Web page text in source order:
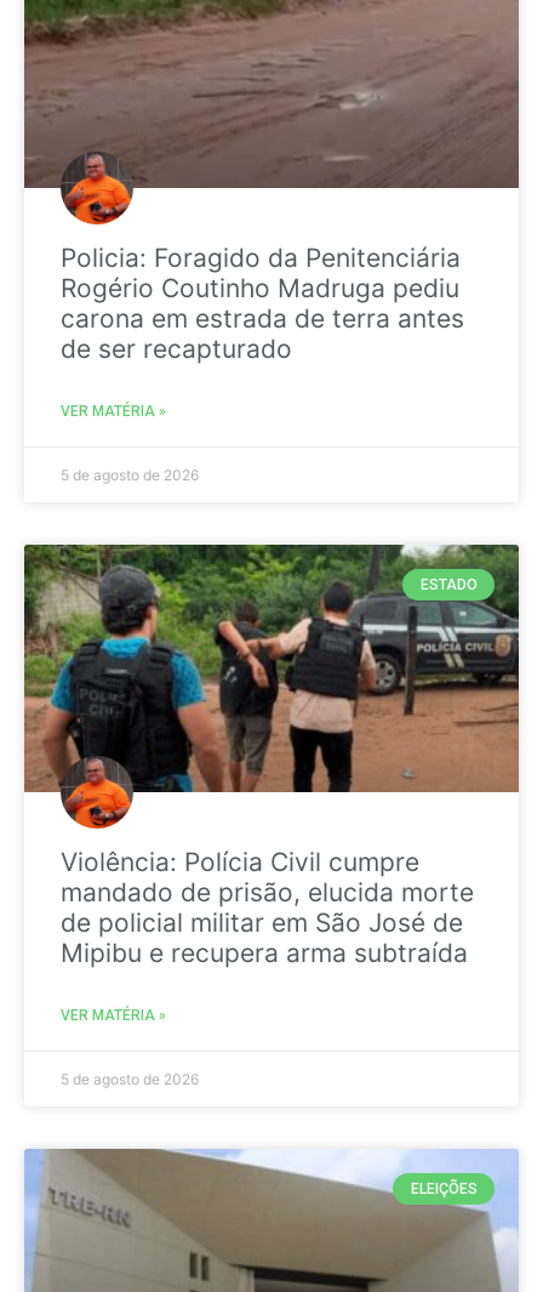
Policia: Foragido da Penitenciária
Rogério Coutinho Madruga pediu
carona em estrada de terra antes
de ser recapturado
VER MATÉRIA »
5 de agosto de 2026
ESTADO
Violência: Polícia Civil cumpre
mandado de prisão, elucida morte
de policial militar em São José de
Mipibu e recupera arma subtraída
VER MATÉRIA »
5 de agosto de 2026
ELEIÇÕES